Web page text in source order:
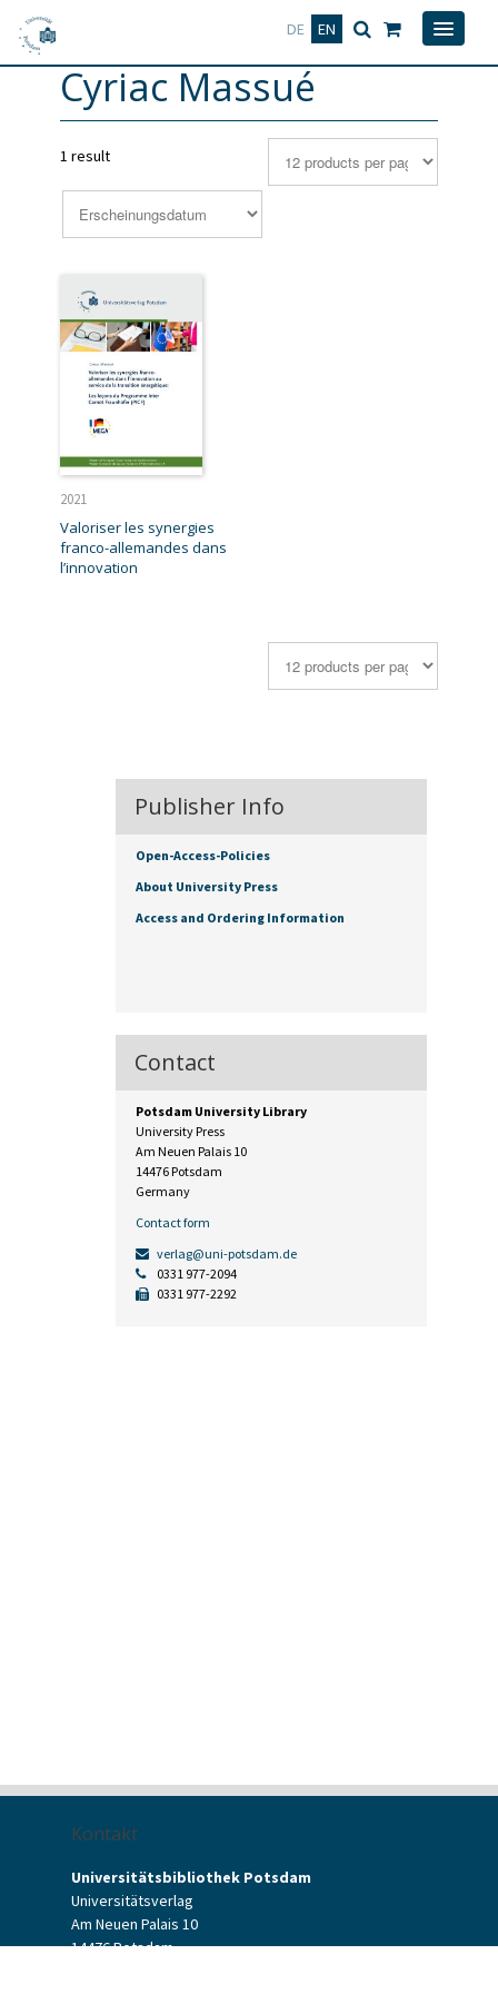
DE EN
Deutsch
Cyriac Massué
1 result
2021
Valoriser les synergies
franco-allemandes dans
l’innovation
Publisher Info
Open-Access-Policies
About University Press
Access and Ordering Information
Contact
Potsdam University Library
University Press
Am Neuen Palais 10
14476 Potsdam
Germany
Contact form
verlag@uni-potsdam.de
0331 977-2094
0331 977-2292
Kontakt
Universitätsbibliothek Potsdam
Universitätsverlag
Am Neuen Palais 10
14476 Potsdam